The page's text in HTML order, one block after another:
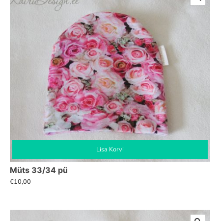
Lisa Korvi
Müts 33/34 pü
€10,00